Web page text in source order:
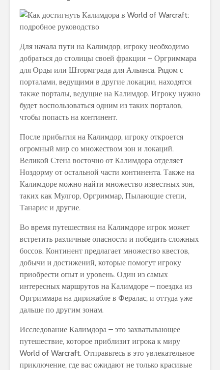
Для начала пути на Калимдор, игроку необходимо
добраться до столицы своей фракции – Оргриммара
для Орды или Штормграда для Альянса. Рядом с
порталами, ведущими в другие локации, находятся
также порталы, ведущие на Калимдор. Игроку нужно
будет воспользоваться одним из таких порталов,
чтобы попасть на континент.
После прибытия на Калимдор, игроку откроется
огромный мир со множеством зон и локаций.
Великой Стена восточно от Калимдора отделяет
Ноздорму от остальной части континента. Также на
Калимдоре можно найти множество известных зон,
таких как Мулгор, Оргриммар, Пылающие степи,
Танарис и другие.
Во время путешествия на Калимдоре игрок может
встретить различные опасности и победить сложных
боссов. Континент предлагает множество квестов,
добычи и достижений, которые помогут игроку
приобрести опыт и уровень. Один из самых
интересных маршрутов на Калимдоре – поездка из
Оргриммара на дирижабле в Фералас, и оттуда уже
дальше по другим зонам.
Исследование Калимдора – это захватывающее
путешествие, которое приблизит игрока к миру
World of Warcraft. Отправьтесь в это увлекательное
приключение, где вас ожидают не только красивые